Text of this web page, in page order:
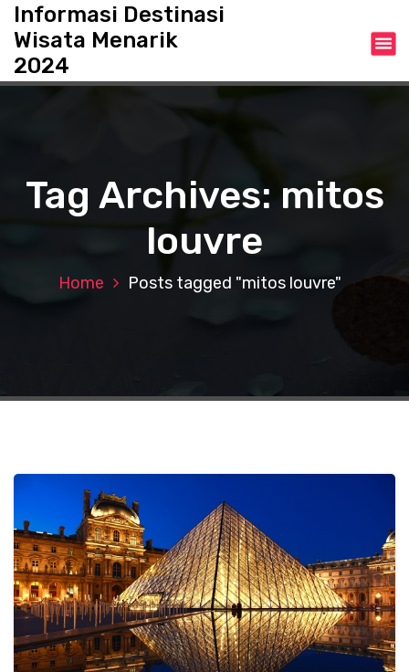
t
Informasi Destinasi
Wisata Menarik
2024
Tag Archives: mitos
louvre
Home Posts tagged "mitos louvre"